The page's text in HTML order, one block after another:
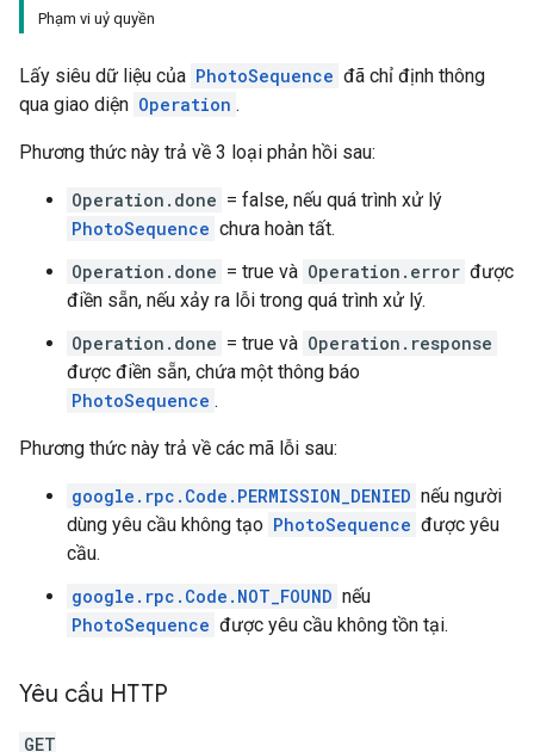
Phạm vi uỷ quyền
Lấy siêu dữ liệu của PhotoSequence đã chỉ định thông
qua giao diện Operation .
Phương thức này trả về 3 loại phản hồi sau:
Operation.done = false, nếu quá trình xử lý
PhotoSequence chưa hoàn tất.
Operation.done = true và Operation.error được
điền sẵn, nếu xảy ra lỗi trong quá trình xử lý.
Operation.done = true và Operation.response
được điền sẵn, chứa một thông báo
PhotoSequence .
Phương thức này trả về các mã lỗi sau:
google.rpc.Code.PERMISSION_DENIED nếu người
dùng yêu cầu không tạo PhotoSequence được yêu
cầu.
google.rpc.Code.NOT_FOUND nếu
PhotoSequence được yêu cầu không tồn tại.
Yêu cầu HTTP
GET